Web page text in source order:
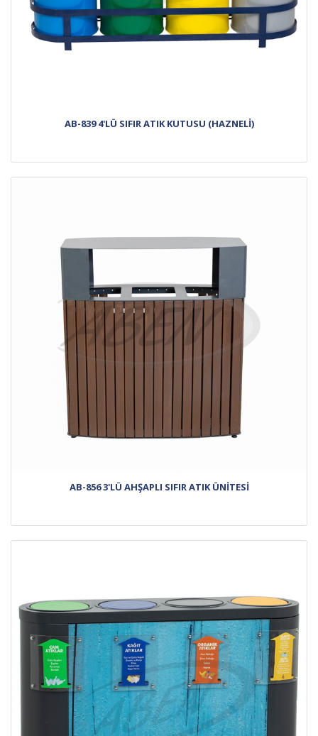
AB-839 4'LÜ SIFIR ATIK KUTUSU (HAZNELİ)
AB-856 3'LÜ AHŞAPLI SIFIR ATIK ÜNİTESİ